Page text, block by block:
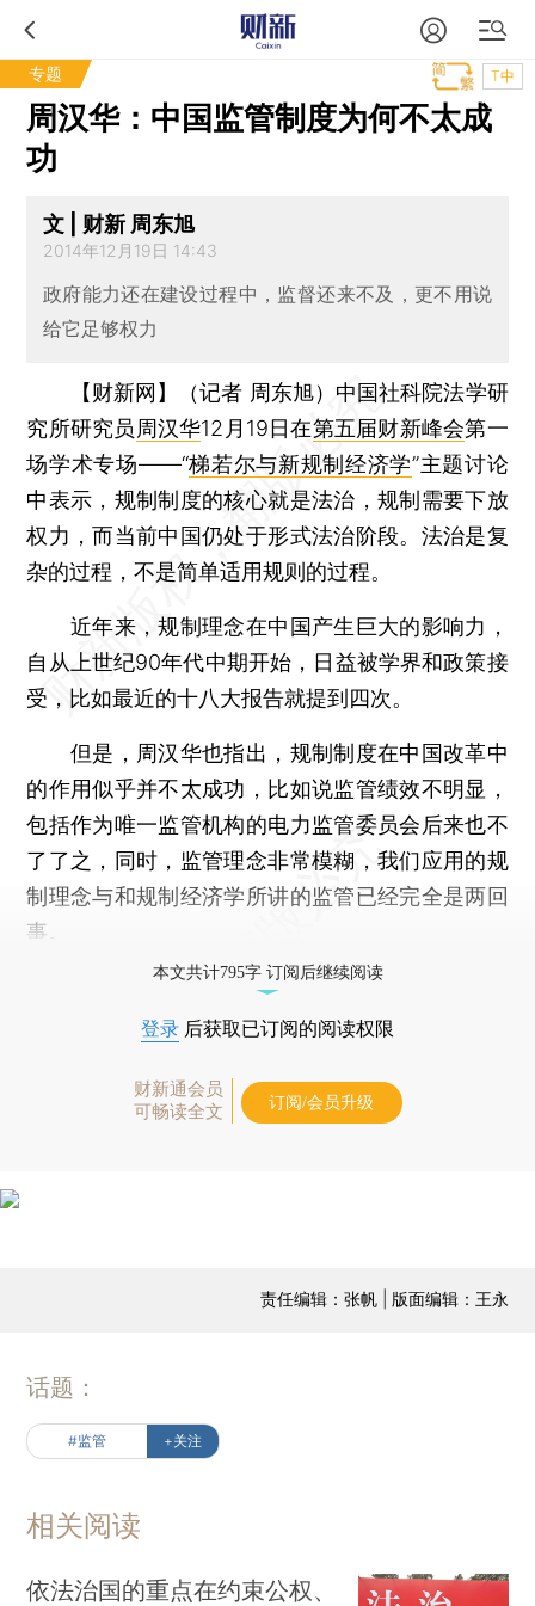
专题 T中
周汉华：中国监管制度为何不太成
功
文 | 财新 周东旭
2014年12月19日 14:43
政府能力还在建设过程中，监督还来不及，更不用说
给它足够权力
【财新网】（记者 周东旭） 中国社科院法学研
究所研究员 周汉华12月19日在第五届财新峰会第一
场学术专场——“梯若尔与新规制经济学”主题讨论
中表示，规制制度的核心就是法治，规制需要下放
权力，而当前中国仍处于形式法治阶段。法治是复
杂的过程，不是简单适用规则的过程。
近年来，规制理念在中国产生巨大的影响力，
自从上世纪90年代中期开始，日益被学界和政策接
受，比如最近的十八大报告就提到四次。
但是，周汉华也指出，规制制度在中国改革中
的作用似乎并不太成功，比如说监管绩效不明显，
包括作为唯一监管机构的电力监管委员会后来也不
了了之，同时，监管理念非常模糊，我们应用的规
制理念与和规制经济学所讲的监管已经完全是两回
事。
本文共计795字 订阅后继续阅读
登录 后获取已订阅的阅读权限
财新通会员
可畅读全文
订阅/会员升级
责任编辑：张帆 | 版面编辑：王永
话题：
#监管 +关注
相关阅读
依法治国的重点在约束公权、